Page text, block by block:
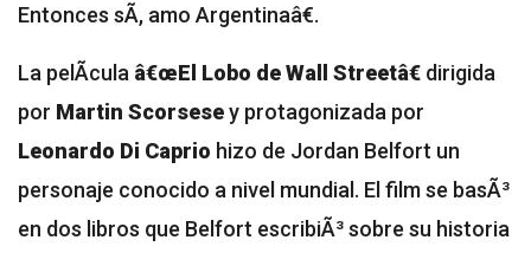
Entonces sÃ­, amo Argentinaâ€.
La pelÃ­cula â€œEl Lobo de Wall Streetâ€ dirigida
por Martin Scorsesey protagonizada por
Leonardo Di Caprio hizo de Jordan Belfort un
personaje conocido a nivel mundial. El film se basÃ³
en dos libros que Belfort escribiÃ³ sobre su historia